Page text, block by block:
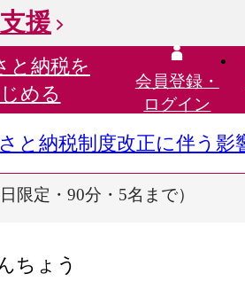
援
と納税を
める
会員登録・
ログイン
と納税制度改正に伴う影
限定・90分・5名まで）
ちょう